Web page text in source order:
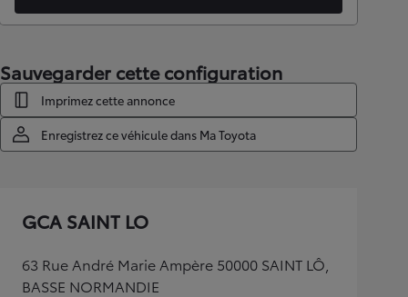
Sauvegarder cette configuration
Imprimez cette annonce
Enregistrez ce véhicule dans Ma Toyota
GCA SAINT LO
63 Rue André Marie Ampère 50000 SAINT LÔ,
BASSE NORMANDIE